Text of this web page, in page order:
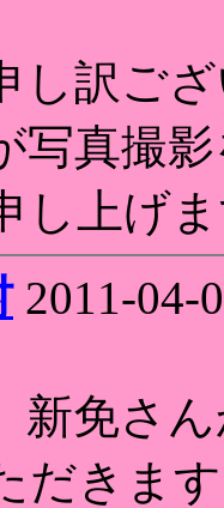
し訳ご
写真撮
し上げ
2011-04-
新免さ
だきま